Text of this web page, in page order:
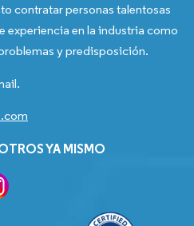
contratar personas talentosas
experiencia en la industria como
y predisposición.
YA MISMO